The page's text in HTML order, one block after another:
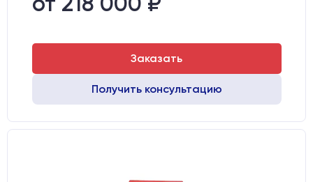
Точность позиционирования, мм:
Заказать
Получить консультацию